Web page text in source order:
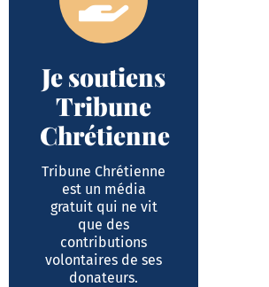
Je soutiens
Tribune
Chrétienne
Tribune Chrétienne
est un média
gratuit qui ne vit
que des
contributions
volontaires de ses
donateurs.